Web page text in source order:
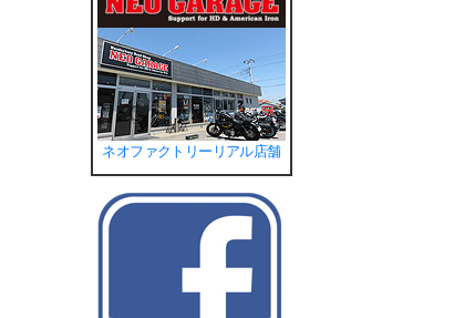
ネオファクトリーリアル店舗